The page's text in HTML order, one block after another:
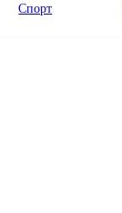
Спорт